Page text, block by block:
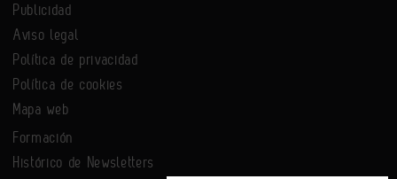
Publicidad
Aviso legal
Política de privacidad
Política de cookies
Mapa web
Formación
Histórico de Newsletters